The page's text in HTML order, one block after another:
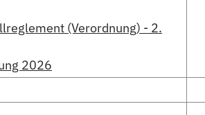
(Verordnung) - 2.
2026